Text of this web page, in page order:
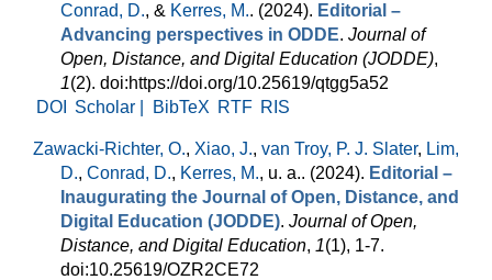
Conrad, D., & Kerres, M.. (2024). Editorial –
Advancing perspectives in ODDE. Journal of
Open, Distance, and Digital Education (JODDE),
1(2). doi:https://doi.org/10.25619/qtgg5a52
DOI
Scholar | BibTeX RTF RIS
Zawacki-Richter, O., Xiao, J., van Troy, P. J. Slater, Lim,
D., Conrad, D., Kerres, M., u. a.. (2024). Editorial –
Inaugurating the Journal of Open, Distance, and
Digital Education (JODDE). Journal of Open,
Distance, and Digital Education, 1(1), 1-7.
doi:10.25619/OZR2CE72